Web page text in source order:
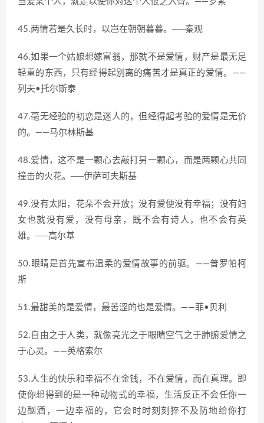
45.两情若是久长时，以岂在朝朝暮暮。──秦观
46.如果一个姑娘想嫁富翁，那就不是爱情，财产是最无足
轻重的东西，只有经得起别离的痛苦才是真正的爱情。——
列夫•托尔斯泰
47.毫无经验的初恋是迷人的，但经得起考验的爱情是无价
的。——马尔林斯基
48.爱情，这不是一颗心去敲打另一颗心，而是两颗心共同
撞击的火花。──伊萨可夫斯基
49.没有太阳，花朵不会开放；没有爱便没有幸福；没有妇
女也就没有爱，没有母亲，既不会有诗人，也不会有英
雄。──高尔基
50.眼睛是首先宣布温柔的爱情故事的前驱。——普罗帕柯
斯
51.最甜美的是爱情，最苦涩的也是爱情。——菲•贝利
52.自由之于人类，就像亮光之于眼睛空气之于肺腑爱情之
于心灵。——英格索尔
53.人生的快乐和幸福不在金钱，不在爱情，而在真理。即
使你想得到的是一种动物式的幸福，生活反正不会任你一
边酗酒，一边幸福的，它会时时刻刻猝不及防地给你打